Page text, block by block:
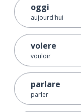
oggi
aujourd'hui
volere
vouloir
parlare
parler